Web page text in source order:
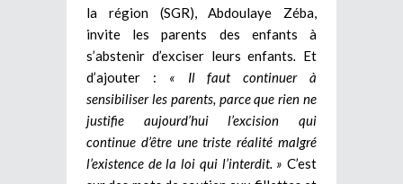
la région (SGR), Abdoulaye Zéba,
invite les parents des enfants à
s’abstenir d’exciser leurs enfants
Et
d’ajouter : « Il faut continuer à
sensibiliser les parents, parce que rien ne
justifie aujourd’hui l’excision qui
continue d’être une triste réalité malgré
l’existence de la loi qui l’interdit. » C’est